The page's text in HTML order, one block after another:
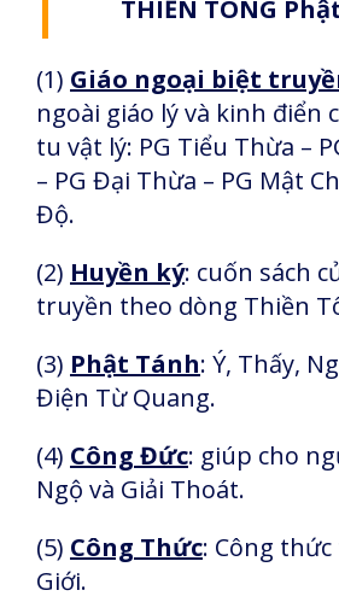
THIỀN TÔNG
(1) Giáo ngoại biệt
ngoài giáo lý và kinh điển
tu vật lý: PG Tiểu Thừa –
– PG Đại Thừa – PG Mật
Độ.
(2) Huyền ký: cuốn sách
truyền theo dòng Thiền
(3) Phật Tánh: Ý, Thấy,
Điện Từ Quang.
(4) Công Đức: giúp cho
Ngộ và Giải Thoát.
(5) Công Thức: Công
Giới.